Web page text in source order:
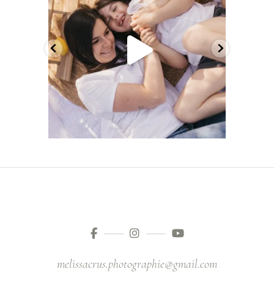
melissacrus.photographie@gmail.com